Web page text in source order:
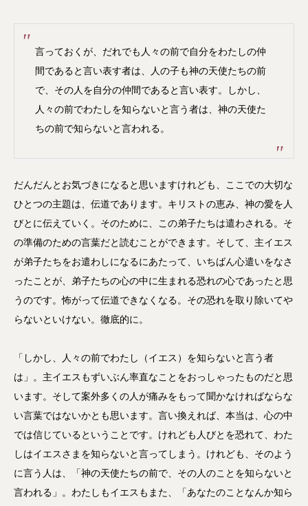
言っておくが、だれでも人々の前で自分をわたしの仲
間であると言い表す者は、人の子も神の天使たちの前
で、その人を自分の仲間であると言い表す。しかし、
人々の前でわたしを知らないと言う者は、神の天使た
ちの前で知らないと言われる。
だんだんとお気づきになると思いますけれども、ここでの大切な
ひとつの主題は、伝道であります。キリストの恵み、神の愛を人
びとに伝えていく。そのために、この弟子たちは遣わされる。そ
の準備のための言葉だと読むことができます。そして、主イエス
が弟子たちをお遣わしになるにあたって、いちばん心遣いをなさ
ったことが、弟子たちの心の中に生まれる恐れの心であったと思
うのです。怖がって伝道できなくなる。その恐れを取り除いてや
らないといけない。徹底的に。
「しかし、人々の前でわたし（イエス）を知らないと言う者
は」。主イエスもずいぶん率直なことをおっしゃったものだと思
います。そして案外多くの人が痛みをもって聞かなければならな
い言葉ではないかとも思います。言い換えれば、本当は、心の中
では信じているということです。けれども人びとを恐れて、わた
しはイエスさまを知らないと言ってしまう。けれども、そのよう
に言う人は、「神の天使たちの前で、その人のことを知らないと
言われる」。わたしもイエスもまた、「あなたのことなんか知ら